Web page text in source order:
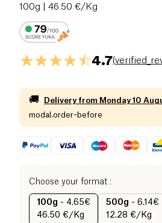
100g | 46.50 €/Kg
4.7(
🚚 Delivery from Monday 10
modal.order-before
Choose your format :
100g - 4.65€
46.50 €/Kg
500g - 6.14€
12.28 €/Kg